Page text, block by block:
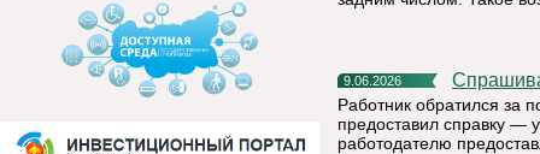
9.06.2026
Работник обратился за
предоставил справку —
работодателю